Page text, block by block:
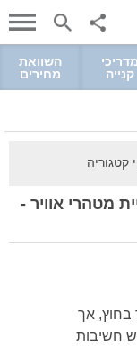
מדריכי
קנייה
השוואת
מחירים
קטגוריה
מטהרי אוויר -
בחוץ, אך
חשיבות